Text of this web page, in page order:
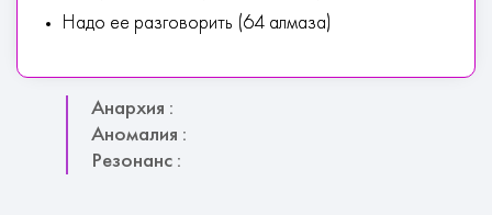
Надо ее разговорить (64 алмаза)
Анархия :
Аномалия :
Резонанс :